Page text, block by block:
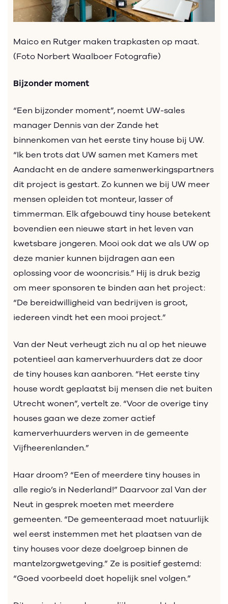
Maico en Rutger maken trapkasten op maat.
(Foto Norbert Waalboer Fotografie)
Bijzonder moment
“Een bijzonder moment”, noemt UW-sales
manager Dennis van der Zande het
binnenkomen van het eerste tiny house bij UW.
“Ik ben trots dat UW samen met Kamers met
Aandacht en de andere samenwerkingspartners
dit project is gestart. Zo kunnen we bij UW meer
mensen opleiden tot monteur, lasser of
timmerman. Elk afgebouwd tiny house betekent
bovendien een nieuwe start in het leven van
kwetsbare jongeren. Mooi ook dat we als UW op
deze manier kunnen bijdragen aan een
oplossing voor de wooncrisis.” Hij is druk bezig
om meer sponsoren te binden aan het project:
“De bereidwilligheid van bedrijven is groot,
iedereen vindt het een mooi project.”
Van der Neut verheugt zich nu al op het nieuwe
potentieel aan kamerverhuurders dat ze door
de tiny houses kan aanboren. “Het eerste tiny
house wordt geplaatst bij mensen die net buiten
Utrecht wonen”, vertelt ze. “Voor de overige tiny
houses gaan we deze zomer actief
kamerverhuurders werven in de gemeente
Vijfheerenlanden.”
Haar droom? “Een of meerdere tiny houses in
alle regio’s in Nederland!” Daarvoor zal Van der
Neut in gesprek moeten met meerdere
gemeenten. “De gemeenteraad moet natuurlijk
wel eerst instemmen met het plaatsen van de
tiny houses voor deze doelgroep binnen de
mantelzorgwetgeving.” Ze is positief gestemd:
“Goed voorbeeld doet hopelijk snel volgen.”